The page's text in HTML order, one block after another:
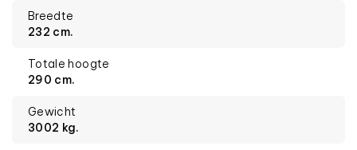
Breedte
232 cm.
Totale hoogte
290 cm.
Gewicht
3002 kg.